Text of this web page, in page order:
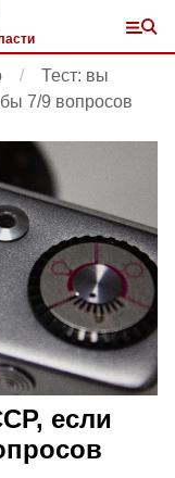
Тест: вы
7/9 вопросов
если